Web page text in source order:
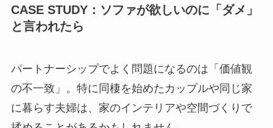
CASE STUDY：ソファが欲しいのに「ダメ」
と言われたら
パートナーシップでよく問題になるのは「価値観
の不一致」。特に同棲を始めたカップルや同じ家
に暮らす夫婦は、家のインテリアや空間づくりで